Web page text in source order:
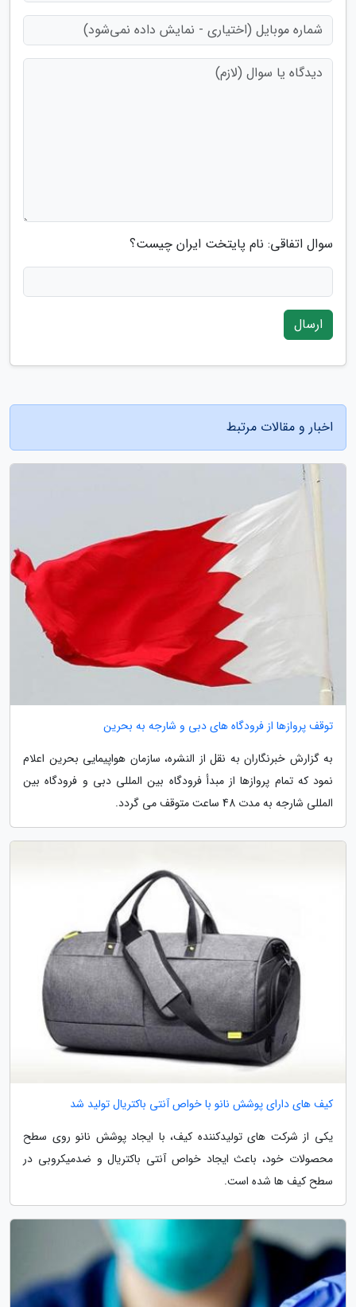
سوال اتفاقی: نام پایتخت ایران چیست؟
ارسال
اخبار و مقالات مرتبط
توقف پروازها از فرودگاه های دبی و شارجه به بحرین
به گزارش خبرنگاران به نقل از النشره، سازمان هواپیمایی بحرین اعلام
نمود که تمام پروازها از مبدأ فرودگاه بین المللی دبی و فرودگاه بین
المللی شارجه به مدت 48 ساعت متوقف می گردد.
کیف های دارای پوشش نانو با خواص آنتی باکتریال تولید شد
یکی از شرکت های تولیدکننده کیف، با ایجاد پوشش نانو روی سطح
محصولات خود، باعث ایجاد خواص آنتی باکتریال و ضدمیکروبی در
سطح کیف ها شده است.